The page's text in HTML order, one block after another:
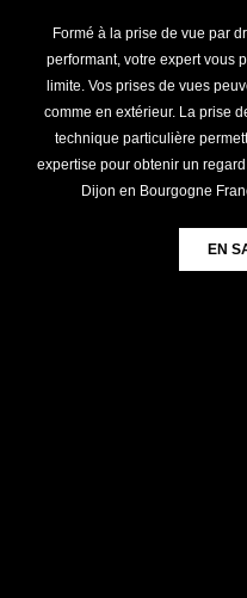
Formé à la prise de vue par
performant, votre expert vous
limite. Vos prises de vues
comme en extérieur. La prise
technique particulière
expertise pour obtenir un
Dijon en Bourgogne
EN